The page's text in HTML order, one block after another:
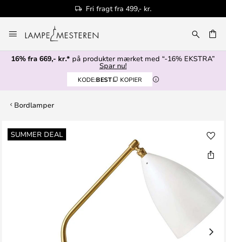
Fri fragt fra 499,- kr.
to
Content
16% fra 669,- kr.* på produkter mærket med “-16% EKSTRA”
Spar nu!
KODE:BEST KOPIER
Bordlamper
SUMMER DEAL
Gå
til